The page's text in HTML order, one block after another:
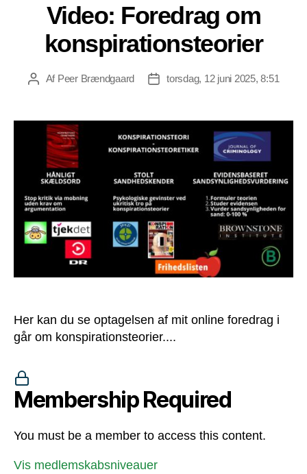
Video: Foredrag om
konspirationsteorier
Indlægsforfatter
Af Peer Brændgaard Indlægsdato
torsdag, 12 juni 2025, 8:51
Her kan du se optagelsen af mit online foredrag i
går om konspirationsteorier....
Membership Required
You must be a member to access this content.
Vis medlemskabsniveauer